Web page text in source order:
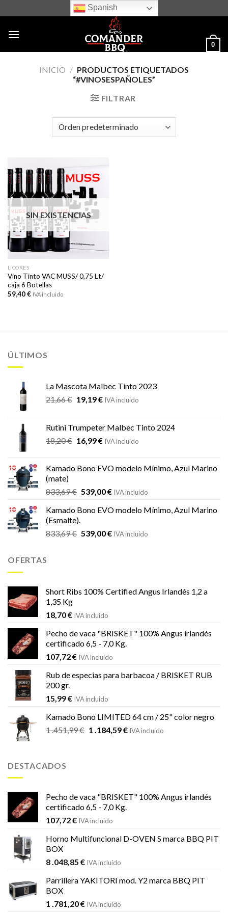
to
content
Spanish
0
INICIO / PRODUCTOS ETIQUETADOS
“#VINOSESPAÑOLES”
FILTRAR
SIN EXISTENCIAS
LICORES
Vino Tinto VAC MUSS/ 0,75 Lt/
caja 6 Botellas
59,40€ IVA incluido
ÚLTIMOS
La Mascota Malbec Tinto 2023
21,66€ El
era:
21,66 €.
19,19€El
es:
19,19 €.
IVA incluido
Rutini Trumpeter Malbec Tinto 2024
18,20€ El
era:
16,99€El
es:
IVA incluido
Kamado Bono EVO modelo Mínimo, Azul Marino
(mate)
833,69€ El
original
era:
833,69 €.
539,00€El
actual
539,00 €.
IVA incluido
Kamado Bono EVO modelo Mínimo, Azul Marino
(Esmalte).
833,69€ El
539,00€ElIVA incluido
OFERTAS
Short Ribs 100% Certified Angus Irlandés 1,2 a
1,35 Kg
18,70€ IVA incluido
Pecho de vaca "BRISKET" 100% Angus irlandés
certificado 6,5 - 7,0 Kg.
107,72€ IVA incluido
Rub de especias para barbacoa / BRISKET RUB
200 gr.
15,99€ IVA incluido
Kamado Bono LIMITED 64 cm / 25" color negro
1 .451,99€ El
1 .184,59€ElIVA incluido
DESTACADOS
Pecho de vaca "BRISKET" 100% Angus irlandés
certificado 6,5 - 7,0 Kg.
107,72€ IVA incluido
Horno Multifuncional D-OVEN S marca BBQ PIT
BOX
8 .048,85 € IVA incluido
Parrillera YAKITORI mod. Y2 marca BBQ PIT
BOX
1 .781,20€ IVA incluido